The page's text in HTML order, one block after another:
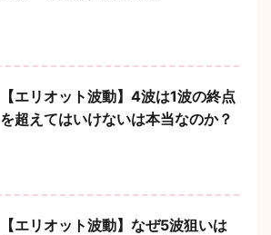
【エリオット波動】4波は1波の終点
を超えてはいけないは本当なのか？
【エリオット波動】なぜ5波狙いは